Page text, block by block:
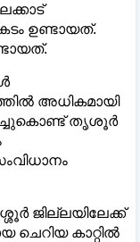
ഉണ്ടായത്.
അധികമായി
തൃശൂർ
ജില്ലയിലേക്ക്
ചെറിയ കാറ്റില്‍